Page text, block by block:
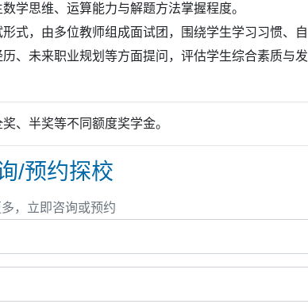
校梦想，近50位学生斩获伦敦艺术大
马兰欧尼时装学院、萨凡纳艺术与设
学思维、运算能力与解题方法掌握程度。
式，由多位教师组成面试团，围绕学生学习习惯、自
、未来职业规划等方面提问，评估学生综合素质与发
、半奖等不同额度奖学金。
/预约探校
，立即咨询或预约